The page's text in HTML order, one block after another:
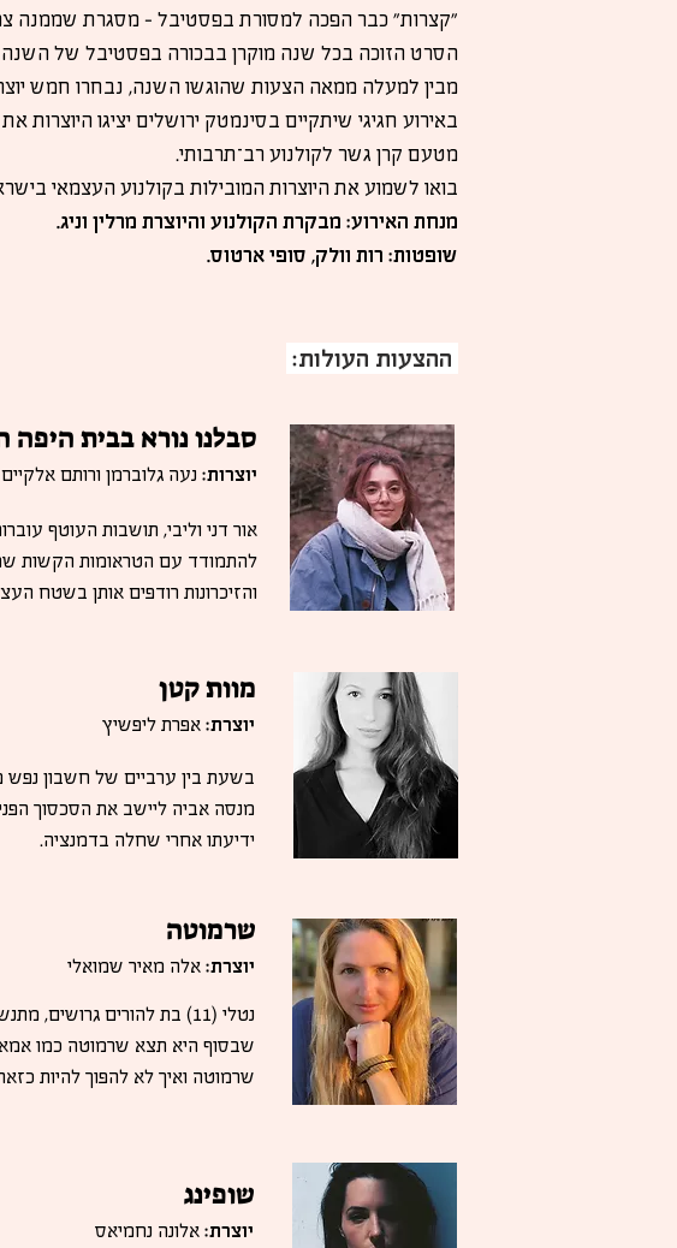
"קצרות" כבר הפכה למסורת בפסטיבל – מסגרת שממנה
הסרט הזוכה בכל שנה מוקרן בבכורה בפסטיבל של
מבין למעלה ממאה הצעות שהוגשו השנה, נבחרו חמש
מטעם קרן גשר לקולנוע רב־תרבותי.
בואו לשמוע את היוצרות המובילות בקולנוע העצמאי
מנחת האירוע: מבקרת הקולנוע והיוצרת מרלין וניג.
שופטות: רות וולק, סופי ארטוס.
ההצעות העולות:
סבלנו נורא בבית היפה
יוצרות: נעה גלוברמן ורותם אלקיים
אור דני וליבי, תושבות העוטף
להתמודד עם הטראומות הקשות
והזיכרונות רודפים אותן בשטח
מוות קטן
יוצרת: אפרת ליפשיץ
בשעת בין ערביים של חשבון נפש
מנסה אביה ליישב את הסכסוך
ידיעתו אחרי שחלה בדמנציה.
שרמוטה
יוצרת: אלה מאיר שמואלי
נטלי (11) בת להורים
שבסוף היא תצא שרמוטה כמו אמא
שרמוטה ואיך לא להפוך להיות
שופינג
יוצרת: אלונה נחמיאס